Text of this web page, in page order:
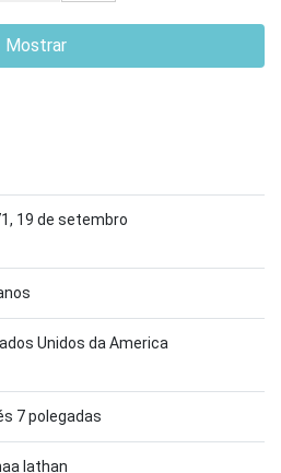
Mostrar
19 de setembro
Unidos da America
7 polegadas
lathan